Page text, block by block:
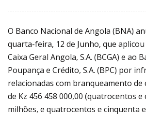
O Banco Nacional de Angola (BNA)
quarta-feira, 12 de Junho, que
Caixa Geral Angola, S.A. (BCGA) e ao
Poupança e Crédito, S.A. (BPC) por
relacionadas com branqueamento de
de Kz 456 458 000,00 (quatrocentos e
milhões, e quatrocentos e cinquenta